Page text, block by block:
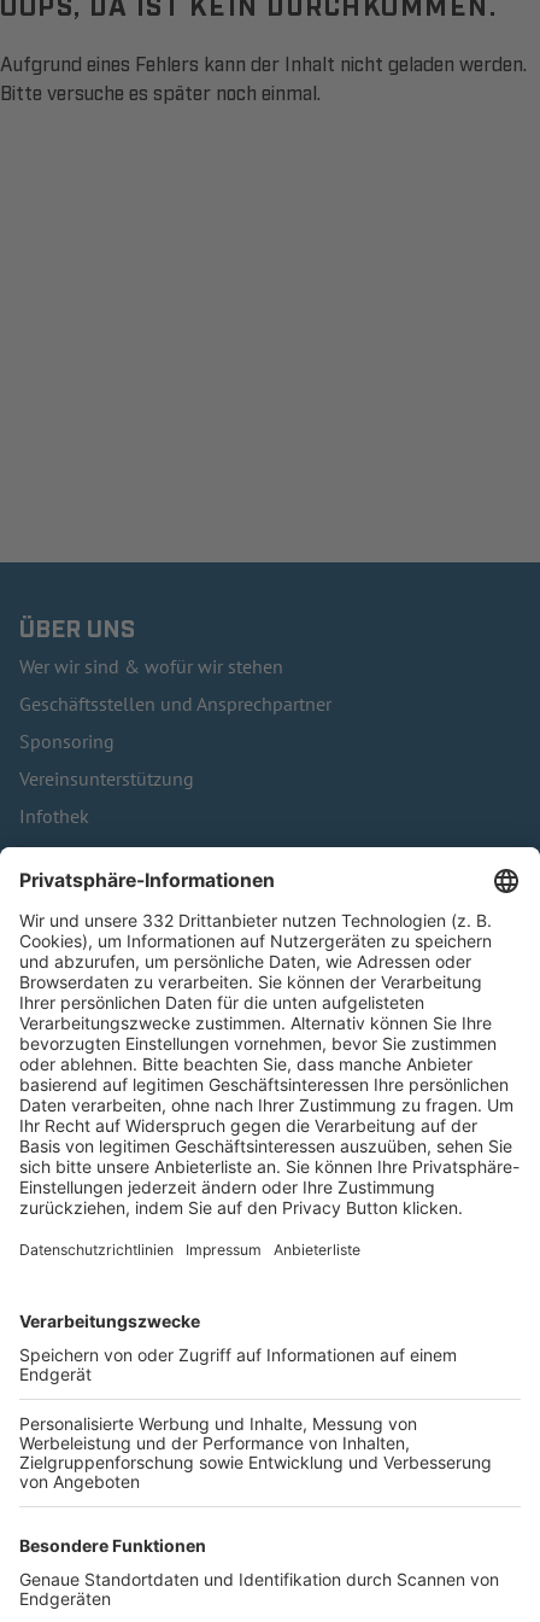
Aufgrund eines Fehlers kann der Inhalt nicht geladen werden.
Bitte versuche es später noch einmal.
ÜBER UNS
Wer wir sind & wofür wir stehen
Geschäftsstellen und Ansprechpartner
Sponsoring
Vereinsunterstützung
Infothek
Kontakt
HÄUFIG BESUCHTE SEITEN
Pässe und Vereinswechsel
Trainerausbildung
Schulungsangebot Vereinsmitarbeiter
BFV-Geschäftsstellen
Trainerbörse
Login SpielPlus
FOLGE DEM BFV
TOP-VEREINE
TOP-PARTNER